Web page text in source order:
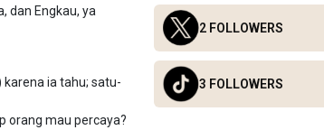
dan Engkau, ya
ia tahu; satu-
orang mau percaya?
2 FOLLOWERS
3 FOLLOWERS